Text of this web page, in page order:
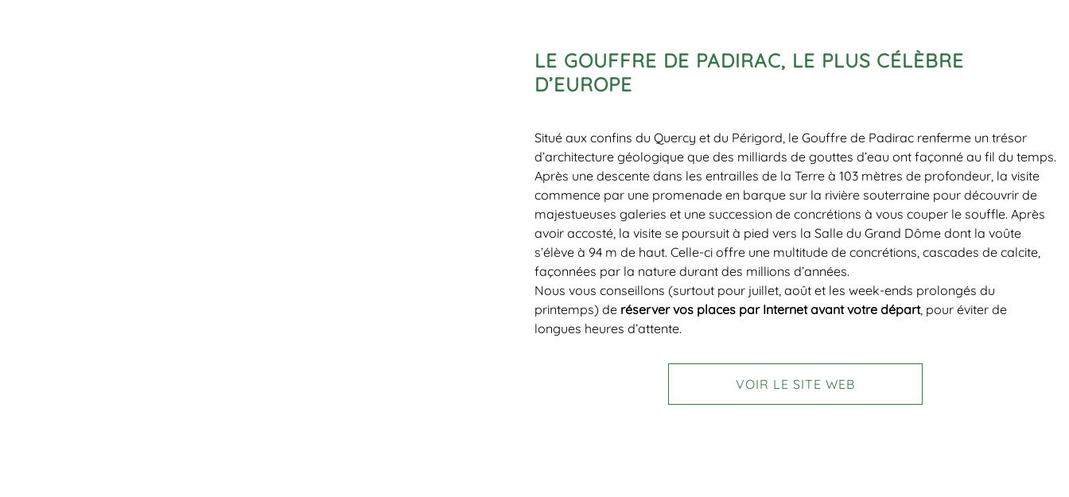
LE GOUFFRE DE PADIRAC, LE PLUS CÉLÈBRE
D’EUROPE
Situé aux confins du Quercy et du Périgord, le Gouffre de Padirac renferme un trésor
d’architecture géologique que des milliards de gouttes d’eau ont façonné au fil du temps.
Après une descente dans les entrailles de la Terre à 103 mètres de profondeur, la visite
commence par une promenade en barque sur la rivière souterraine pour découvrir de
majestueuses galeries et une succession de concrétions à vous couper le souffle. Après
avoir accosté, la visite se poursuit à pied vers la Salle du Grand Dôme dont la voûte
s’élève à 94 m de haut. Celle-ci offre une multitude de concrétions, cascades de calcite,
façonnées par la nature durant des millions d’années.
Nous vous conseillons (surtout pour juillet, août et les week-ends prolongés du
printemps) de réserver vos places par Internet avant votre départ, pour éviter de
longues heures d’attente.
VOIR LE SITE WEB